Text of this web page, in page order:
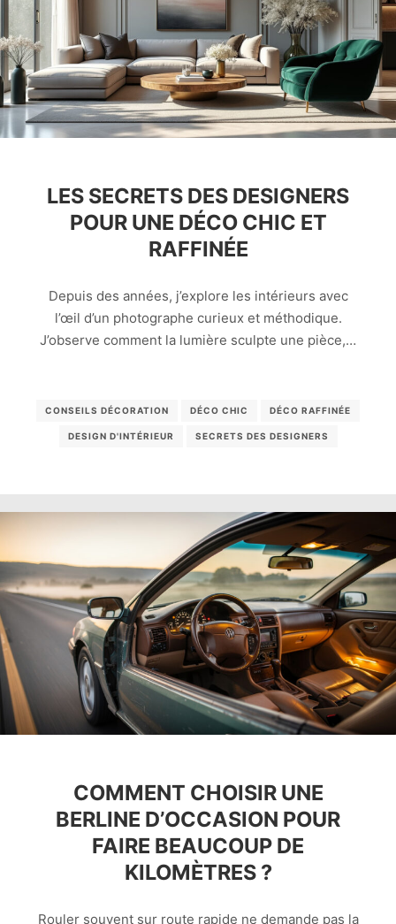
LES SECRETS DES DESIGNERS
POUR UNE DÉCO CHIC ET
RAFFINÉE
Depuis des années, j’explore les intérieurs avec
l’œil d’un photographe curieux et méthodique.
J’observe comment la lumière sculpte une pièce,…
CONSEILS DÉCORATION DÉCO CHIC DÉCO RAFFINÉE
DESIGN D'INTÉRIEUR SECRETS DES DESIGNERS
COMMENT CHOISIR UNE
BERLINE D’OCCASION POUR
FAIRE BEAUCOUP DE
KILOMÈTRES ?
Rouler souvent sur route rapide ne demande pas la